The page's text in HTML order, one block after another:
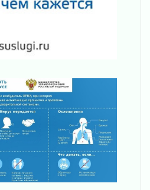
клеща
новых почетных
области
«Дороги жизни»